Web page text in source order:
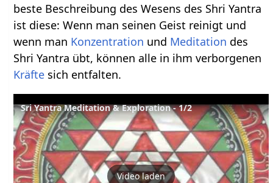
beste Beschreibung des Wesens des Shri Yantra
ist diese: Wenn man seinen Geist reinigt und
wenn man Konzentration und Meditation des
Shri Yantra übt, können alle in ihm verborgenen
Kräfte sich entfalten.
Sri Yantra Meditation & Exploration - 1/2
Video laden